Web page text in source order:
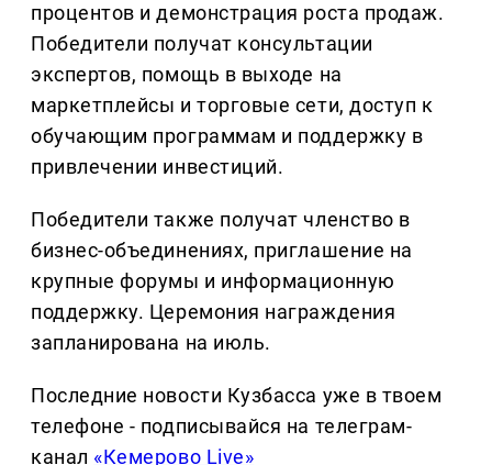
процентов и демонстрация роста продаж.
Победители получат консультации
экспертов, помощь в выходе на
маркетплейсы и торговые сети, доступ к
обучающим программам и поддержку в
привлечении инвестиций.
Победители также получат членство в
бизнес-объединениях, приглашение на
крупные форумы и информационную
поддержку. Церемония награждения
запланирована на июль.
Последние новости Кузбасса уже в твоем
телефоне - подписывайся на телеграм-
канал «Кемерово Live»